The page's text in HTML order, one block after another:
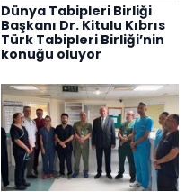
Dünya Tabipleri Birliği
Başkanı Dr. Kitulu Kıbrıs
Türk Tabipleri Birliği’nin
konuğu oluyor